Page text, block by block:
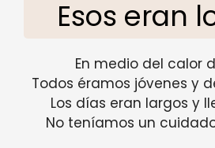
Esos eran
En medio del calor
Todos éramos jóvenes y
Los días eran largos y
No teníamos un